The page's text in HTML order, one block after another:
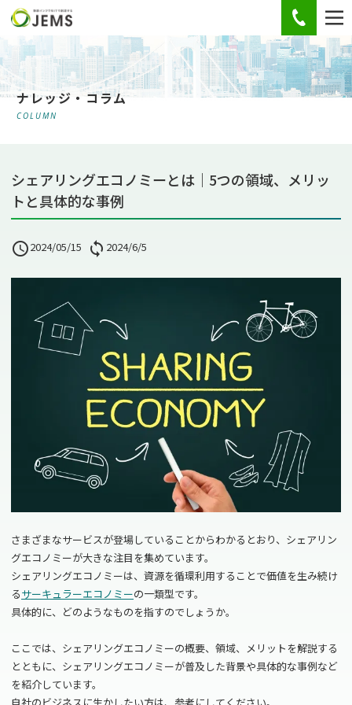
ナレッジ・コラム
COLUMN
シェアリングエコノミーとは｜5つの領域、メリッ
トと具体的な事例
2024/05/15  2024/6/5
さまざまなサービスが登場していることからわかるとおり、シェアリン
グエコノミーが大きな注目を集めています。
シェアリングエコノミーは、資源を循環利用することで価値を生み続け
るサーキュラーエコノミーの一類型です。
具体的に、どのようなものを指すのでしょうか。
ここでは、シェアリングエコノミーの概要、領域、メリットを解説する
とともに、シェアリングエコノミーが普及した背景や具体的な事例など
を紹介しています。